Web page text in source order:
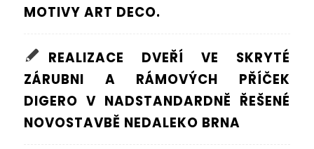
MOTIVY ART DECO.
REALIZACE DVEŘÍ VE SKRYTÉ
ZÁRUBNI A RÁMOVÝCH PŘÍČEK
DIGERO V NADSTANDARDNĚ ŘEŠENÉ
NOVOSTAVBĚ NEDALEKO BRNA